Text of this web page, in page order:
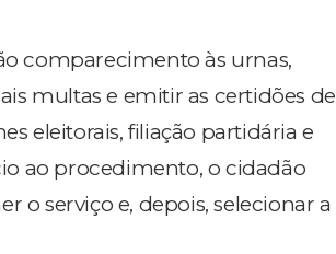
comparecimento às urnas,
multas e emitir as certidões de
eleitorais, filiação partidária e
ao procedimento, o cidadão
o serviço e, depois, selecionar a